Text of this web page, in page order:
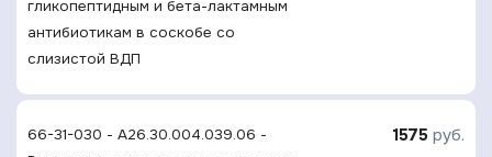
гликопептидным и бета-лактамным
антибиотикам в соскобе со
слизистой ВДП
66-31-030 - A26.30.004.039.06 -
1575 руб.